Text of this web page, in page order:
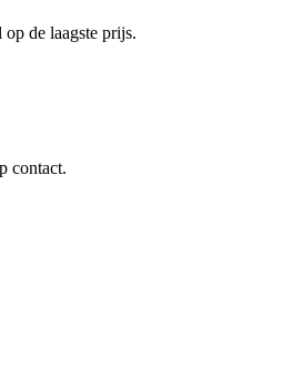
de laagste prijs.
contact.